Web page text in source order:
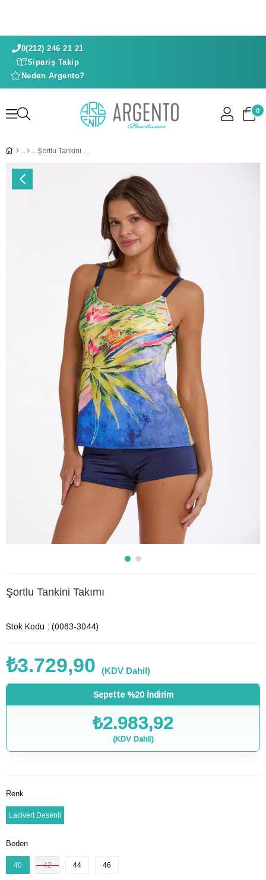
0(212) 246 21 21
Sipariş Takip
Neden Argento?
0
Şortlu Tankini Takımı
Şortlu Tankini Takımı
Stok Kodu (0063-3044)
₺3.729,90 (KDV Dahil)
Sepette %20 İndirim
₺2.983,92
(KDV Dahil)
Renk
Lacivert Desenli
Beden
40 42 44 46